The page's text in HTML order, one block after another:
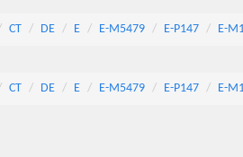
CT DE E E-M5479 E-P147 E-
CT DE E E-M5479 E-P147 E-